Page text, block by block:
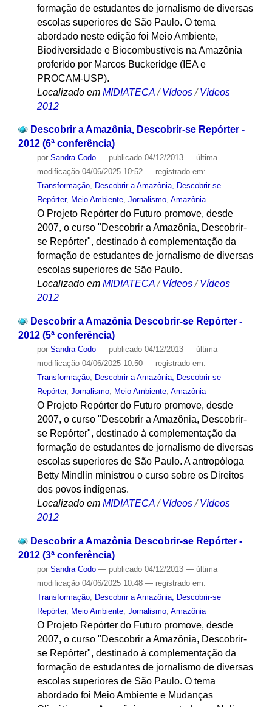
formação de estudantes de jornalismo de diversas
escolas superiores de São Paulo. O tema
abordado neste edição foi Meio Ambiente,
Biodiversidade e Biocombustíveis na Amazônia
proferido por Marcos Buckeridge (IEA e
PROCAM-USP).
Localizado em MIDIATECA /Vídeos /Vídeos
2012
Descobrir a Amazônia, Descobrir-se Repórter -
2012 (6ª conferência)
por Sandra Codo — publicado04/12/2013 — última
modificação04/06/2025 10:52 — registrado em:
Transformação, Descobrir a Amazônia, Descobrir-se
Repórter, Meio Ambiente, Jornalismo, Amazônia
O Projeto Repórter do Futuro promove, desde
2007, o curso "Descobrir a Amazônia, Descobrir-
se Repórter", destinado à complementação da
formação de estudantes de jornalismo de diversas
escolas superiores de São Paulo.
Localizado em MIDIATECA /Vídeos /Vídeos
2012
Descobrir a Amazônia Descobrir-se Repórter -
2012 (5ª conferência)
por Sandra Codo — publicado04/12/2013 — última
modificação04/06/2025 10:50 — registrado em:
Transformação, Descobrir a Amazônia, Descobrir-se
Repórter, Jornalismo, Meio Ambiente, Amazônia
O Projeto Repórter do Futuro promove, desde
2007, o curso "Descobrir a Amazônia, Descobrir-
se Repórter", destinado à complementação da
formação de estudantes de jornalismo de diversas
escolas superiores de São Paulo. A antropóloga
Betty Mindlin ministrou o curso sobre os Direitos
dos povos indígenas.
Localizado em MIDIATECA /Vídeos /Vídeos
2012
Descobrir a Amazônia Descobrir-se Repórter -
2012 (3ª conferência)
por Sandra Codo — publicado04/12/2013 — última
modificação04/06/2025 10:48 — registrado em:
Transformação, Descobrir a Amazônia, Descobrir-se
Repórter, Meio Ambiente, Jornalismo, Amazônia
O Projeto Repórter do Futuro promove, desde
2007, o curso "Descobrir a Amazônia, Descobrir-
se Repórter", destinado à complementação da
formação de estudantes de jornalismo de diversas
escolas superiores de São Paulo. O tema
abordado foi Meio Ambiente e Mudanças